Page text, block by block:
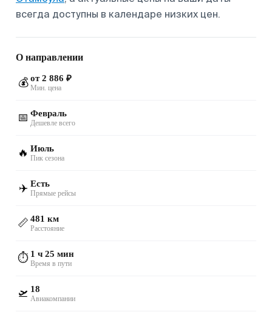
всегда доступны в календаре низких цен.
О направлении
💰 от 2 886 ₽
Мин. цена
📅 Февраль
Дешевле всего
🔥 Июль
Пик сезона
✈️ Есть
Прямые рейсы
📏 481 км
Расстояние
⏱️ 1 ч 25 мин
Время в пути
🛫 18
Авиакомпании